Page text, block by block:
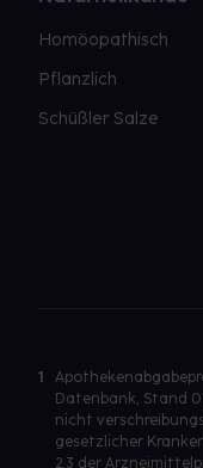
Homöopathisch
Pflanzlich
Schüßler Salze
1
Datenbank, Stand
nicht
gesetzlicher
2,3 der